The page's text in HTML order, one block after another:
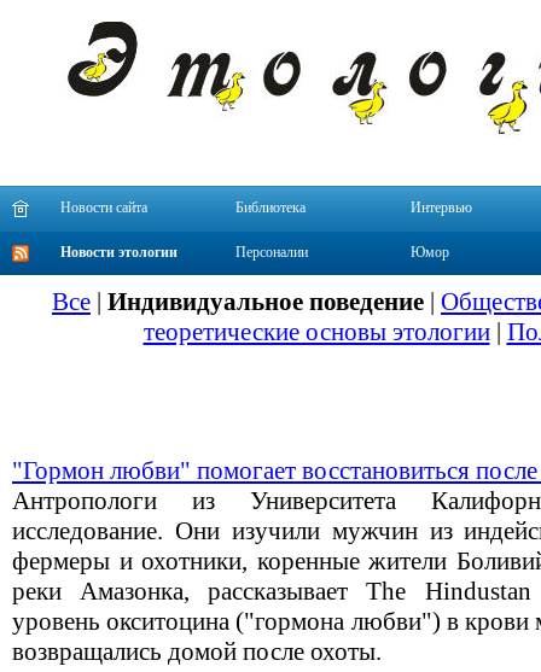
Новости сайта Библиотека Интервью
Новости этологии Персоналии Юмор
Все | Индивидуальное поведение |
теоретические основы этологии|
"Гормон любви" помогает восстановиться
Антропологи из Университета
исследование. Они изучили мужчин из
фермеры и охотники, коренные жители
реки Амазонка, рассказывает The
уровень окситоцина ("гормона любви") в крови
возвращались домой после охоты.